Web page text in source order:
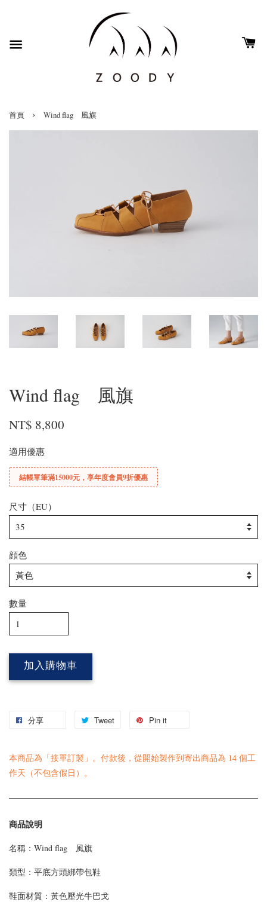
首頁 › Wind flag 風旗
Wind flag 風旗
NT$ 8,800
適用優惠
結帳單筆滿15000元，享年度會員9折優惠
尺寸（EU）
顔色
數量
加入購物車
分享 Tweet Pin it
本商品為「接單訂製」。付款後，從開始製作到寄出商品為 14 個工
作天（不包含假日）。
商品說明
名稱：Wind flag 風旗
類型：平底方頭綁帶包鞋
鞋面材質：黃色壓光牛巴戈